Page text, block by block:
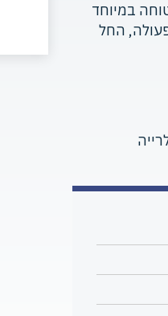
במיוחד
החל